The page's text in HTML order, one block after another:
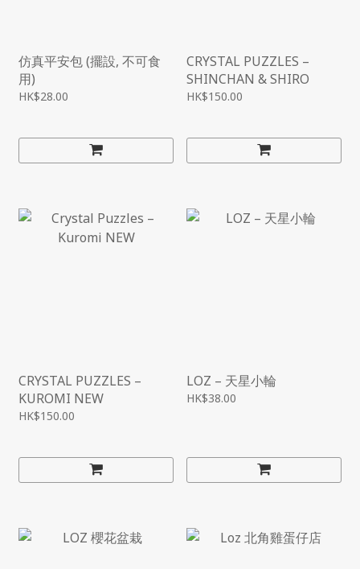
仿真平安包 (擺設, 不可食
用)
HK$28.00
CRYSTAL PUZZLES –
SHINCHAN & SHIRO
HK$150.00
CRYSTAL PUZZLES –
KUROMI NEW
HK$150.00
LOZ – 天星小輪
HK$38.00